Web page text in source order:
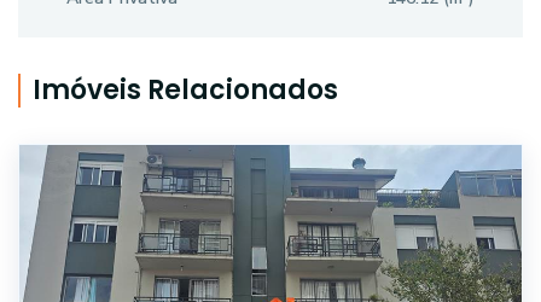
Imóveis Relacionados